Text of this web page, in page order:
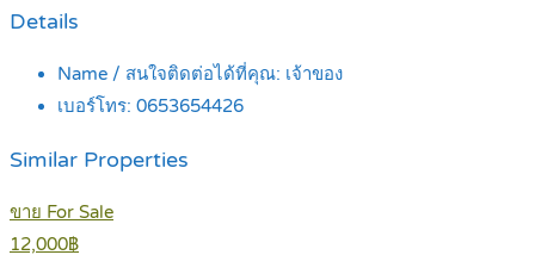
Details
Name / สนใจติดต่อได้ที่คุณ: เจ้าของ
เบอร์โทร: 0653654426
Similar Properties
ขาย For Sale
12,000฿